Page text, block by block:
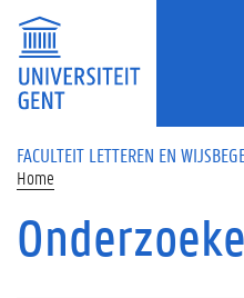
Overslaan en naar de inhoud gaan
FACULTEIT LETTEREN EN
Home